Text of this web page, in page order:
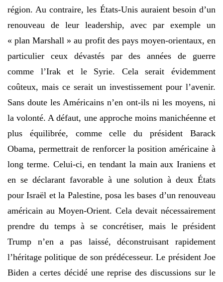
région. Au contraire, les États-Unis auraient besoin d’un
renouveau de leur leadership, avec par exemple un
« plan Marshall » au profit des pays moyen-orientaux, en
particulier ceux dévastés par des années de guerre
comme l’Irak et le Syrie. Cela serait évidemment
coûteux, mais ce serait un investissement pour l’avenir.
Sans doute les Américains n’en ont-ils ni les moyens, ni
la volonté. A défaut, une approche moins manichéenne et
plus équilibrée, comme celle du président Barack
Obama, permettrait de renforcer la position américaine à
long terme. Celui-ci, en tendant la main aux Iraniens et
en se déclarant favorable à une solution à deux États
pour Israël et la Palestine, posa les bases d’un renouveau
américain au Moyen-Orient. Cela devait nécessairement
prendre du temps à se concrétiser, mais le président
Trump n’en a pas laissé, déconstruisant rapidement
l’héritage politique de son prédécesseur. Le président Joe
Biden a certes décidé une reprise des discussions sur le